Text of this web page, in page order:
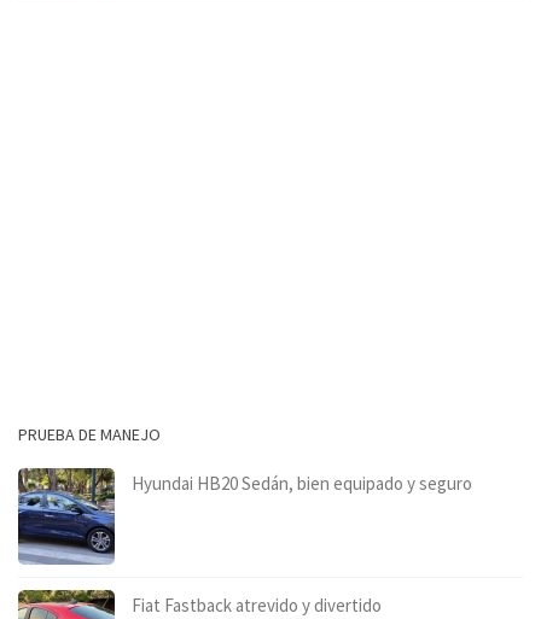
PRUEBA DE MANEJO
Hyundai HB20 Sedán, bien equipado y seguro
Fiat Fastback atrevido y divertido